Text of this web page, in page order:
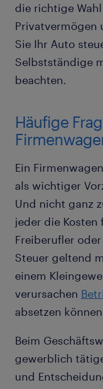
die richtige
Privatvermögen
Sie Ihr Auto
Selbstständige
beachten.
Häufige
Ein
als wichtiger
Und nicht ganz
jeder die Kosten
Freiberufler
Steuer geltend
einem
verursachen
absetzen
Beim
gewerblich
und